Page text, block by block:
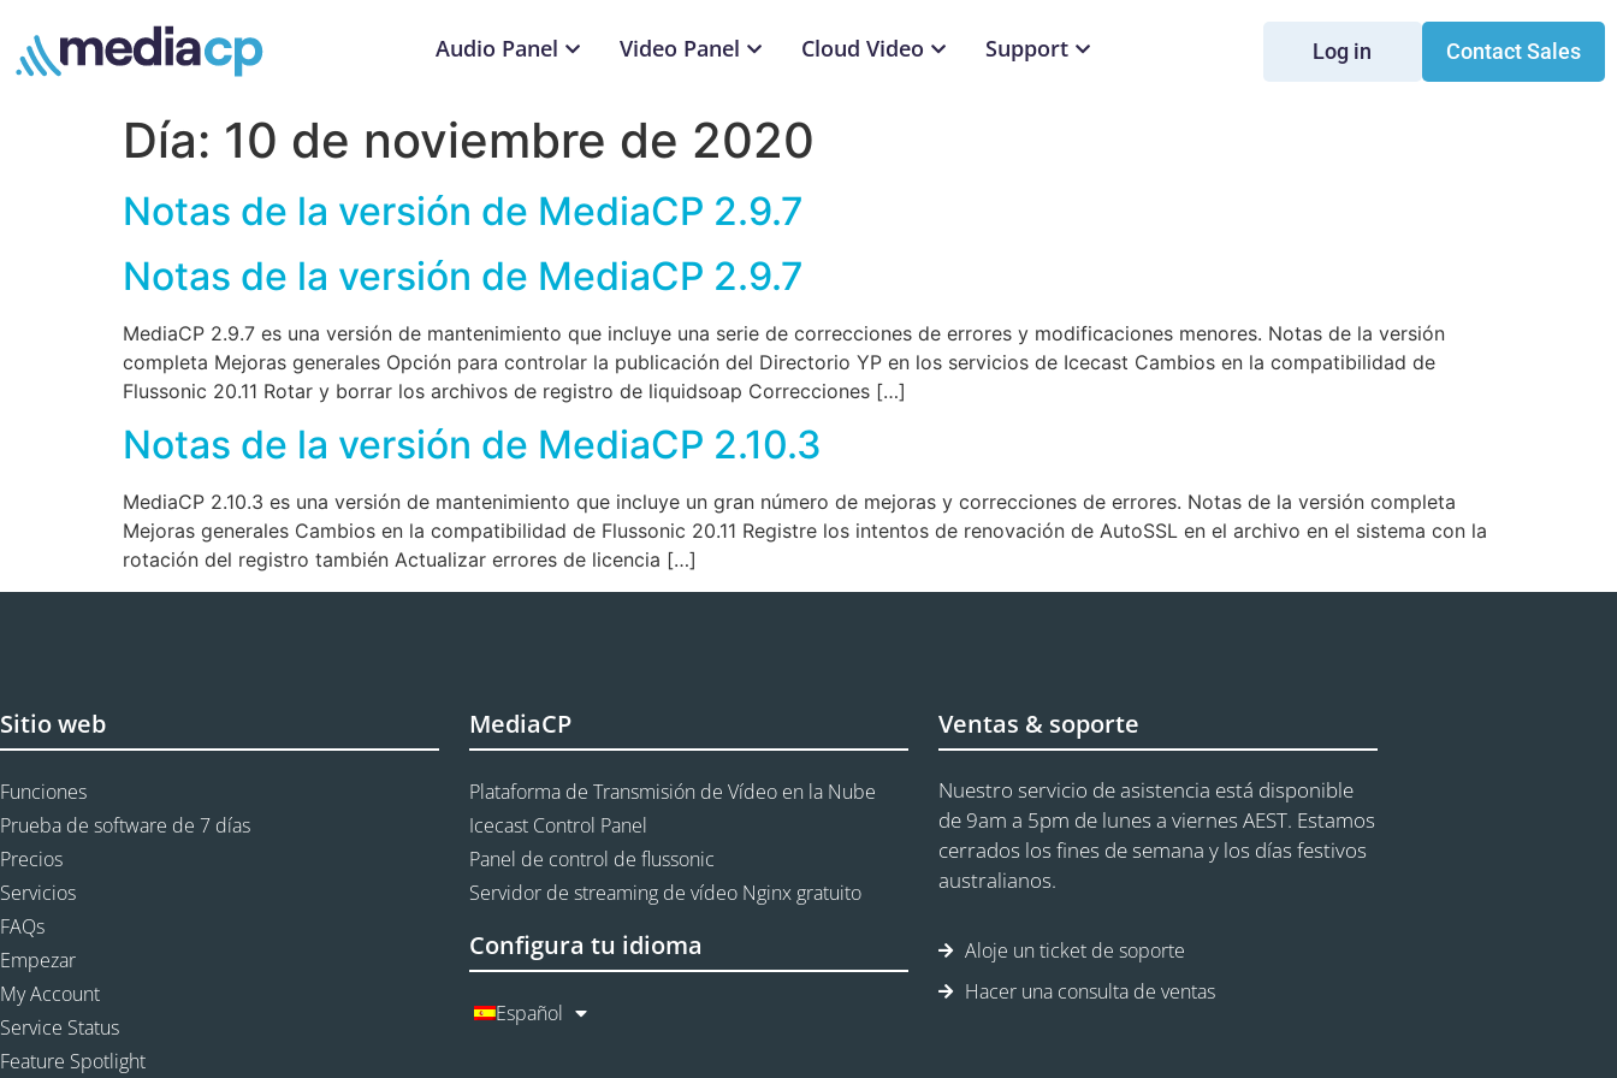
Audio Panel Video Panel Cloud Video Support Log in Contact Sales
Día: 10 de noviembre de 2020
Notas de la versión de MediaCP 2.9.7
Notas de la versión de MediaCP 2.9.7
MediaCP 2.9.7 es una versión de mantenimiento que incluye una serie de correcciones de errores y modificaciones menores. Notas de la versión
completa Mejoras generales Opción para controlar la publicación del Directorio YP en los servicios de Icecast Cambios en la compatibilidad de
Flussonic 20.11 Rotar y borrar los archivos de registro de liquidsoap Correcciones […]
Notas de la versión de MediaCP 2.10.3
MediaCP 2.10.3 es una versión de mantenimiento que incluye un gran número de mejoras y correcciones de errores. Notas de la versión completa
Mejoras generales Cambios en la compatibilidad de Flussonic 20.11 Registre los intentos de renovación de AutoSSL en el archivo en el sistema con la
rotación del registro también Actualizar errores de licencia […]
Sitio web
Funciones
Prueba de software de 7 días
Precios
Servicios
FAQs
Empezar
My Account
Service Status
Feature Spotlight
MediaCP
Plataforma de Transmisión de Vídeo en la Nube
Icecast Control Panel
Panel de control de flussonic
Servidor de streaming de vídeo Nginx gratuito
Configura tu idioma
Español
Ventas & soporte
Nuestro servicio de asistencia está disponible
de 9am a 5pm de lunes a viernes AEST. Estamos
cerrados los fines de semana y los días festivos
australianos.
Aloje un ticket de soporte
Hacer una consulta de ventas